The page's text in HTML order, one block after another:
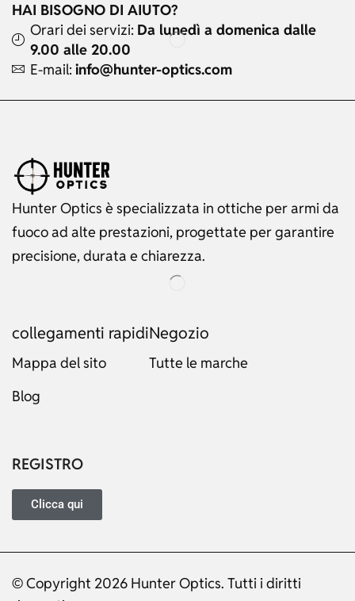
HAI BISOGNO DI AIUTO?
Orari dei servizi: Da lunedì a domenica dalle
9.00 alle 20.00
E-mail: info@hunter-optics.com
Hunter Optics è specializzata in ottiche per armi da
fuoco ad alte prestazioni, progettate per garantire
precisione, durata e chiarezza.
collegamenti rapidi
Mappa del sito
Blog
Negozio
Tutte le marche
REGISTRO
Clicca qui
© Copyright 2026 Hunter Optics. Tutti i diritti
German
Portuguese